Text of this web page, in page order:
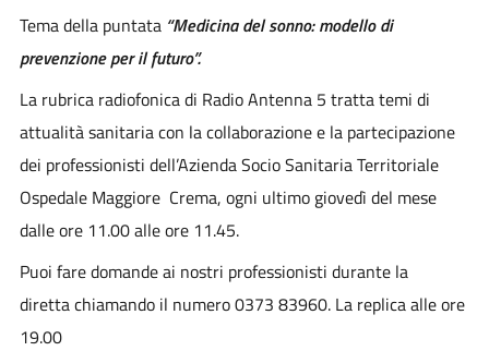
Tema della puntata “Medicina del sonno: modello di
prevenzione per il futuro”.
La rubrica radiofonica di Radio Antenna 5 tratta temi di
attualità sanitaria con la collaborazione e la partecipazione
dei professionisti dell’Azienda Socio Sanitaria Territoriale
Ospedale Maggiore Crema, ogni ultimo giovedì del mese
dalle ore 11.00 alle ore 11.45.
Puoi fare domande ai nostri professionisti durante la
diretta chiamando il numero 0373 83960. La replica alle ore
19.00